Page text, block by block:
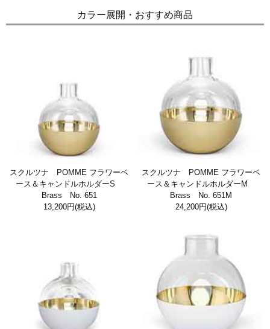
カラー展開・おすすめ商品
スクルツナ POMME フラワーベ
ース＆キャンドルホルダーS
Brass No. 651
13,200円(税込)
スクルツナ POMME フラワーベ
ース＆キャンドルホルダーM
Brass No. 651M
24,200円(税込)